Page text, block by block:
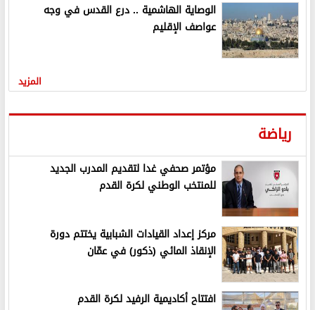
الوصاية الهاشمية .. درع القدس في وجه
عواصف الإقليم
المزيد
رياضة
مؤتمر صحفي غدا لتقديم المدرب الجديد
للمنتخب الوطني لكرة القدم
مركز إعداد القيادات الشبابية يختتم دورة
الإنقاذ المائي (ذكور) في عمّان
افتتاح أكاديمية الرفيد لكرة القدم